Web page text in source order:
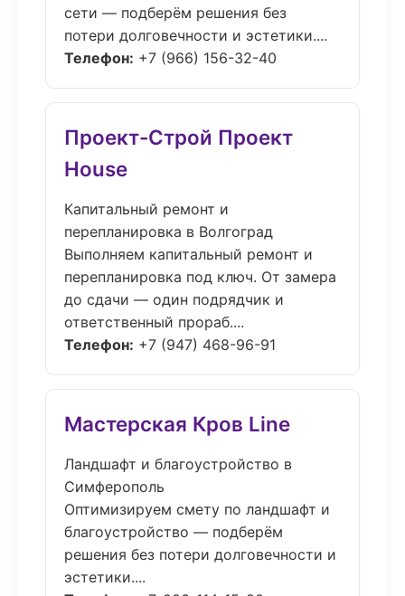
сети — подберём решения без
потери долговечности и эстетики....
Телефон: +7 (966) 156-32-40
Проект-Строй Проект
House
Капитальный ремонт и
перепланировка в Волгоград
Выполняем капитальный ремонт и
перепланировка под ключ. От замера
до сдачи — один подрядчик и
ответственный прораб....
Телефон: +7 (947) 468-96-91
Мастерская Кров Line
Ландшафт и благоустройство в
Симферополь
Оптимизируем смету по ландшафт и
благоустройство — подберём
решения без потери долговечности и
эстетики....